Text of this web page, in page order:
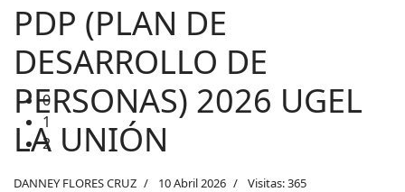
PDP (PLAN DE
DESARROLLO DE
PERSONAS) 2026 UGEL
LA UNIÓN
DANNEY FLORES CRUZ 10 Abril 2026 Visitas: 365